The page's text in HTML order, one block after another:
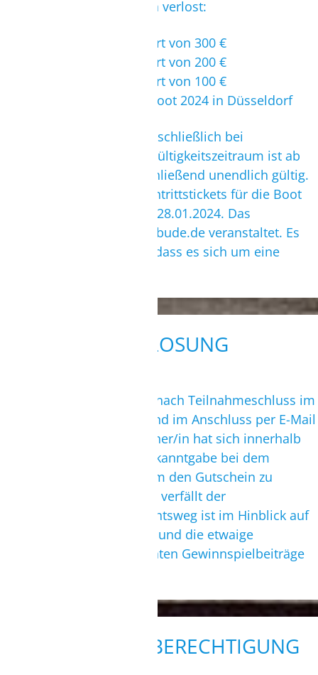
Folgende Gewinne werden verlost:
1x Reisegutschein im Wert von 300 €
1x Reisegutschein im Wert von 200 €
5x Reisegutschein im Wert von 100 €
5x Eintrittsticket für die Boot 2024 in Düsseldorf
Der Reisegutschein ist ausschließlich bei
Surfbude.de einzulösen. Gültigkeitszeitraum ist ab
dem 19.01.2024 und anschließend unendlich gültig.
Gültigkeitszeitraum der Eintrittstickets für die Boot
2024 ist vom 20.01.2024 – 28.01.2024. Das
Gewinnspiel wird von surfbude.de veranstaltet. Es
wird darauf hingewiesen, dass es sich um eine
5. AUSLOSUNG
Der/die Gewinner/in wird nach Teilnahmeschluss im
Zufallsprinzip ausgelost und im Anschluss per E-Mail
informiert. Der/die Gewinner/in hat sich innerhalb
von 30 Tagen nach der Bekanntgabe bei dem
Veranstalter zu melden, um den Gutschein zu
erhalten. Nach dieser Frist verfällt der
Gewinnanspruch. Der Rechtsweg ist im Hinblick auf
die Ziehung der Gewinner und die etwaige
Beurteilung der eingereichten Gewinnspielbeiträge
6. TEILNAHMEBERECHTIGUNG